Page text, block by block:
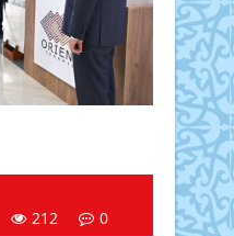
212 0